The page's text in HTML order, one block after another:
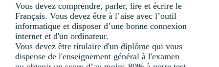
Vous devez comprendre, parler, lire et écrire le
Français. Vous devez être à l’aise avec l’outil
informatique et disposer d’une bonne connexion
internet et d'un ordinateur.
Vous devez être titulaire d'un diplôme qui vous
dispense de l'enseignement général à l'examen